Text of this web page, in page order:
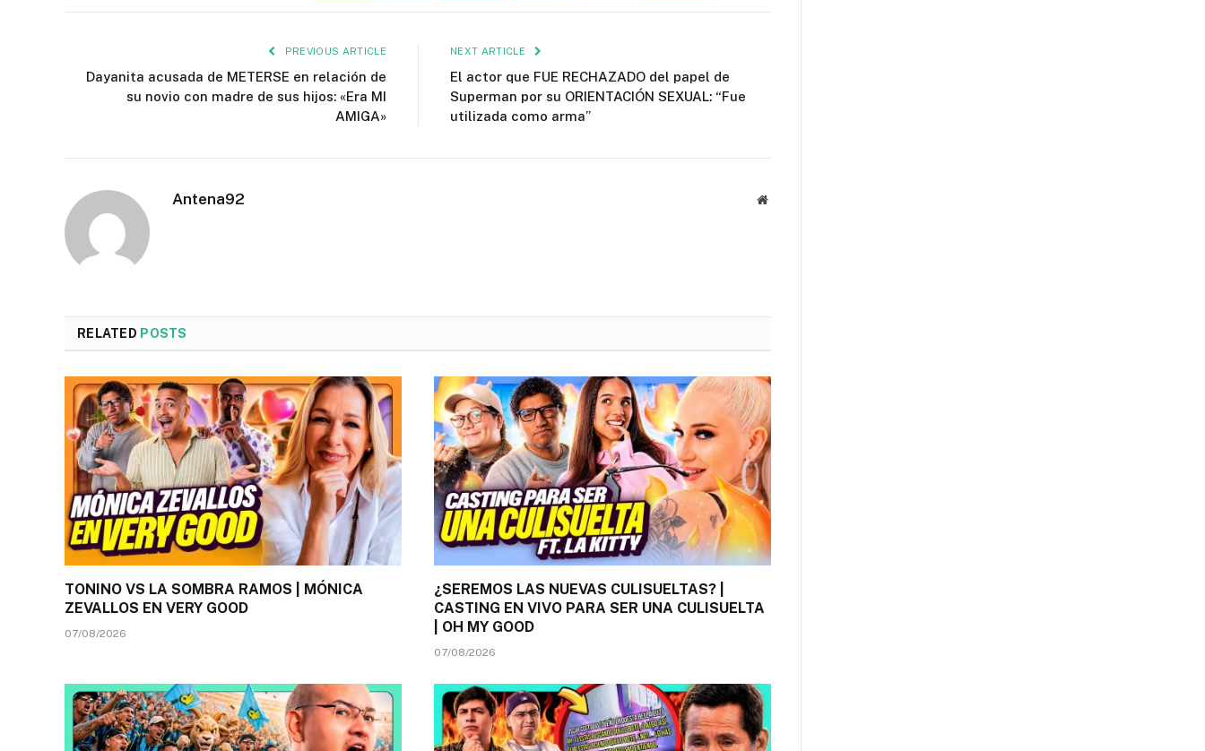
PREVIOUS ARTICLE
Dayanita acusada de METERSE en relación de
su novio con madre de sus hijos: «Era MI
AMIGA»
NEXT ARTICLE
El actor que FUE RECHAZADO del papel de
Superman por su ORIENTACIÓN SEXUAL: “Fue
utilizada como arma”
Antena92 Website
RELATED POSTS
TONINO VS LA SOMBRA RAMOS | MÓNICA
ZEVALLOS EN VERY GOOD
07/08/2026
¿SEREMOS LAS NUEVAS CULISUELTAS? |
CASTING EN VIVO PARA SER UNA CULISUELTA
| OH MY GOOD
07/08/2026